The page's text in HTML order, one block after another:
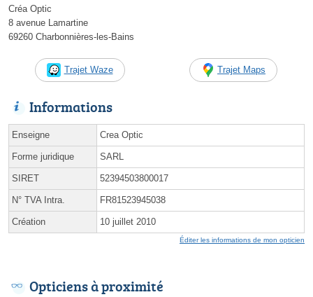
Créa Optic
8 avenue Lamartine
69260 Charbonnières-les-Bains
Trajet Waze Trajet Maps
Informations
Enseigne Crea Optic
Forme juridique SARL
SIRET 52394503800017
N° TVA Intra. FR81523945038
Création 10 juillet 2010
Éditer les informations de mon opticien
Opticiens à proximité